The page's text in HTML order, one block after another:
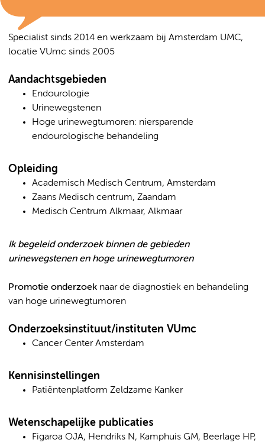
Specialist sinds 2014 en werkzaam bij Amsterdam UMC,
locatie VUmc sinds 2005
Aandachtsgebieden
Endourologie
Urinewegstenen
Hoge urinewegtumoren: niersparende
endourologische behandeling
Opleiding
Academisch Medisch Centrum, Amsterdam
Zaans Medisch centrum, Zaandam
Medisch Centrum Alkmaar, Alkmaar
Ik begeleid onderzoek binnen de gebieden
urinewegstenen en hoge urinewegtumoren
Promotie onderzoek naar de diagnostiek en behandeling
van hoge urinewegtumoren
Onderzoeksinstituut/instituten VUmc
Cancer Center Amsterdam
Kennisinstellingen
Patiëntenplatform Zeldzame Kanker
Wetenschapelijke publicaties
Figaroa OJA, Hendriks N, Kamphuis GM, Beerlage HP,